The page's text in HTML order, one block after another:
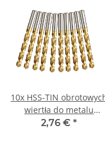
10x HSS-TIN
wiertła do metalu
DIN338N Ø 2,9 mm
2,76 € *